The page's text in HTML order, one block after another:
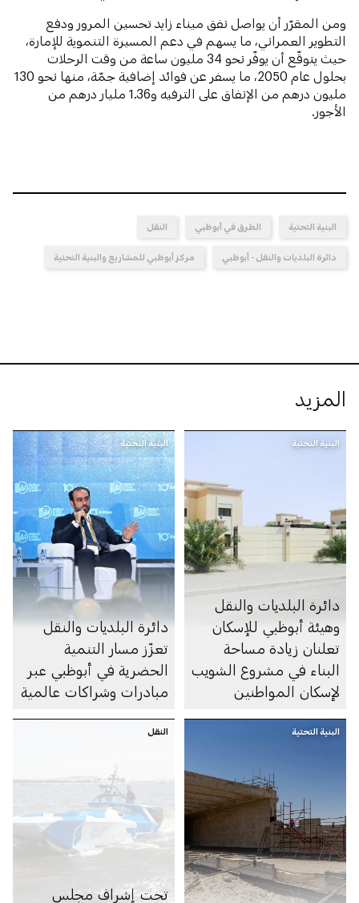
ومن المقرّر أن يواصل نفق ميناء زايد تحسين المرور ودفع
التطوير العمراني، ما يسهم في دعم المسيرة التنموية للإمارة،
حيث يتوقّع أن يوفّر نحو 34 مليون ساعة من وقت الرحلات
بحلول عام 2050، ما يسفر عن فوائد إضافية جمّة، منها نحو 130
مليون درهم من الإنفاق على الترفيه و1.36 مليار درهم من
الأجور.
البنية التحتية الطرق في أبوظبي النقل
دائرة البلديات والنقل - أبوظبي مركز أبوظبي للمشاريع والبنية التحتية
المزيد
البنية التحتية
دائرة البلديات والنقل
وهيئة أبوظبي للإسكان
تعلنان زيادة مساحة
البناء في مشروع الشويب
لإسكان المواطنين
البنية التحتية
دائرة البلديات والنقل
تعزّز مسار التنمية
الحضرية في أبوظبي عبر
مبادرات وشراكات عالمية
البنية التحتية النقل
تحت إشراف مجلس